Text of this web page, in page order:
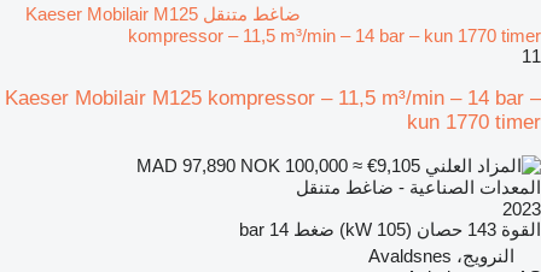
ضاغط متنقل Kaeser Mobilair M125
kompressor – 11,5 m³/min – 14 bar – kun 1770 timer
11
Kaeser Mobilair M125 kompressor – 11,5 m³/min – 14 bar –
kun 1770 timer
NOK 100,000 ≈ €9,105
المعدات الصناعية - ضاغط متنقل
2023
القوة 143 حصان (105 kW) ضغط 14 bar
النرويج، Avaldsnes